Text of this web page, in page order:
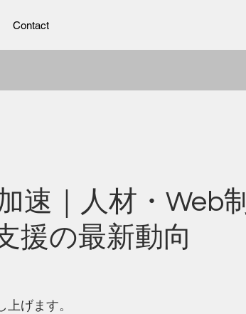
Contact
速｜人材・Web制
援の最新動向
げます。